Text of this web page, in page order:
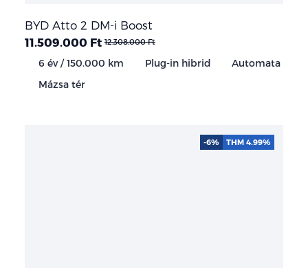
BYD Atto 2 DM-i Boost
11.509.000 Ft 12.308.000 Ft
6 év / 150.000 km Plug-in hibrid
Automata
Mázsa tér
-6% THM 4.99%